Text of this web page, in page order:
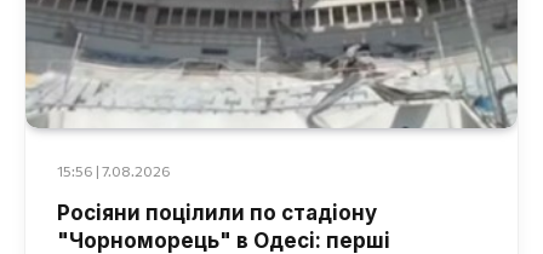
15:56 | 7.08.2026
Росіяни поцілили по стадіону
"Чорноморець" в Одесі: перші